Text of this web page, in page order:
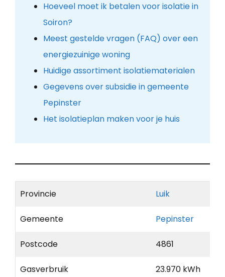
Hoeveel moet ik betalen voor isolatie in
Soiron?
Meest gestelde vragen (FAQ) over een
energiezuinige woning
Huidige assortiment isolatiematerialen
Gegevens over subsidie in gemeente
Pepinster
Het isolatieplan maken voor je huis
Provincie Luik
Gemeente Pepinster
Postcode 4861
Gasverbruik 23.970 kWh